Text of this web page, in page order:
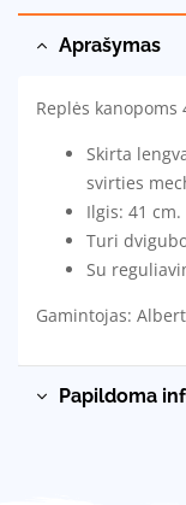
Aprašymas
Replės kanopoms
Skirta
svirties
Ilgis: 41 cm.
Turi
Su
Gamintojas:
Papildoma